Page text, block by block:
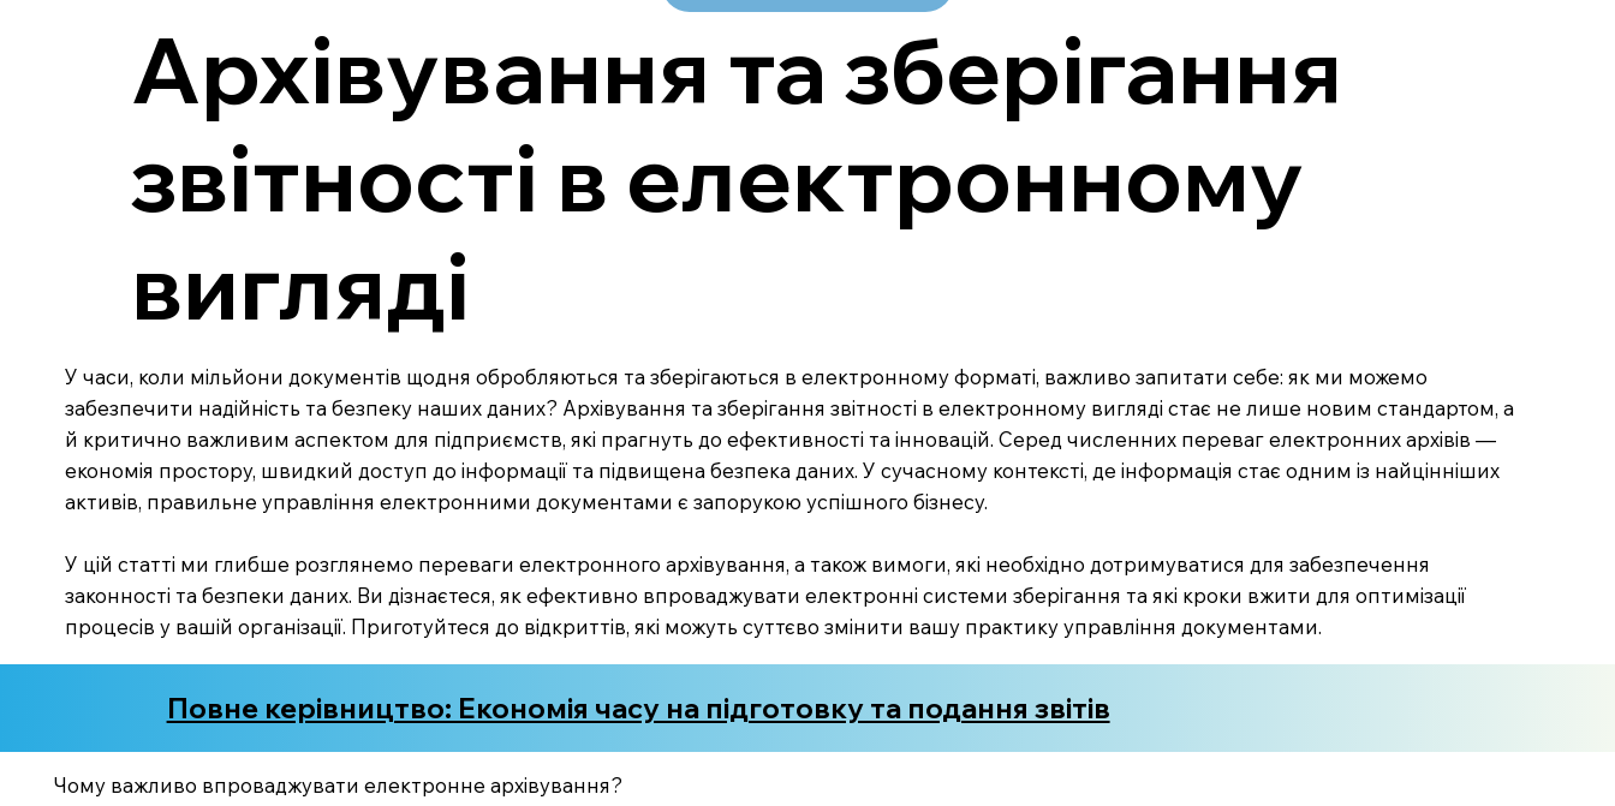
Архівування та зберігання
звітності в електронному
вигляді
У часи, коли мільйони документів щодня обробляються та зберігаються в електронному форматі, важливо запитати себе: як ми можемо
забезпечити надійність та безпеку наших даних? Архівування та зберігання звітності в електронному вигляді стає не лише новим стандартом, а
й критично важливим аспектом для підприємств, які прагнуть до ефективності та інновацій. Серед численних переваг електронних архівів —
економія простору, швидкий доступ до інформації та підвищена безпека даних. У сучасному контексті, де інформація стає одним із найцінніших
активів, правильне управління електронними документами є запорукою успішного бізнесу.
У цій статті ми глибше розглянемо переваги електронного архівування, а також вимоги, які необхідно дотримуватися для забезпечення
законності та безпеки даних. Ви дізнаєтеся, як ефективно впроваджувати електронні системи зберігання та які кроки вжити для оптимізації
процесів у вашій організації. Приготуйтеся до відкриттів, які можуть суттєво змінити вашу практику управління документами.
Повне керівництво: Економія часу на підготовку та подання звітів
Чому важливо впроваджувати електронне архівування?